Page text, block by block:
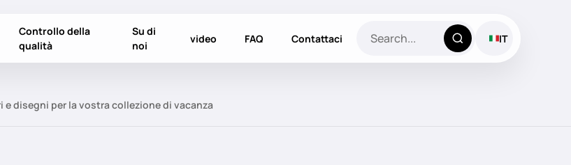
Controllo della
qualità
Su di
noi
video FAQ Contattaci IT
disegni per la vostra collezione di vacanza